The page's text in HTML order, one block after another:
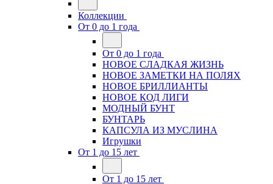
Коллекции
От 0 до 1 года
От 0 до 1 года
НОВОЕ СЛАДКАЯ ЖИЗНЬ
НОВОЕ ЗАМЕТКИ НА ПОЛЯХ
НОВОЕ БРИЛЛИАНТЫ
НОВОЕ КОД ЛИГИ
МОДНЫЙ БУНТ
БУНТАРЬ
КАПСУЛА ИЗ МУСЛИНА
Игрушки
От 1 до 15 лет
От 1 до 15 лет